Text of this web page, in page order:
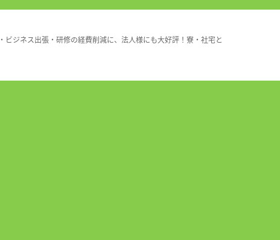
ジネス出張・研修の経費削減に、法人様にも大好評！寮・社宅と